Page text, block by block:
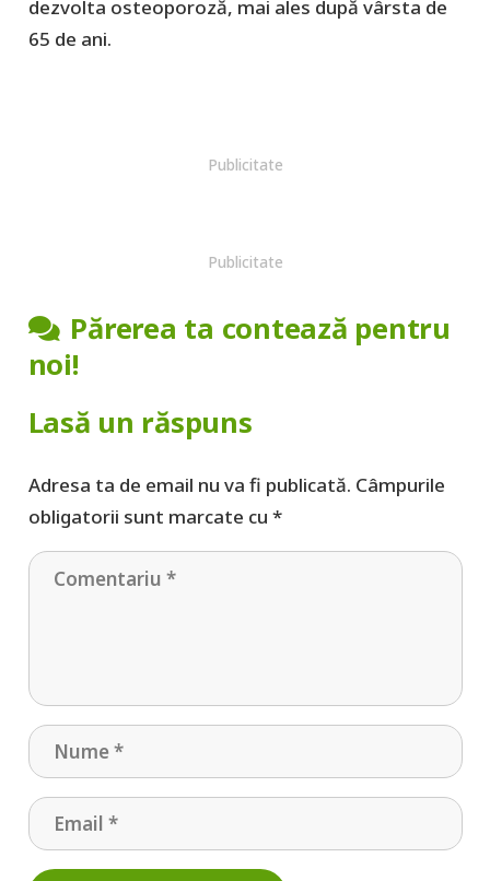
dezvolta osteoporoză, mai ales după vârsta de
65 de ani.
Publicitate
Publicitate
Părerea ta contează pentru
noi!
Lasă un răspuns
Adresa ta de email nu va fi publicată. Câmpurile
obligatorii sunt marcate cu *